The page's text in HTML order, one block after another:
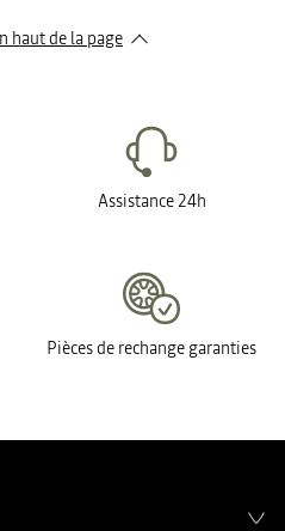
haut de la page
Assistance 24h
Pièces de rechange garanties